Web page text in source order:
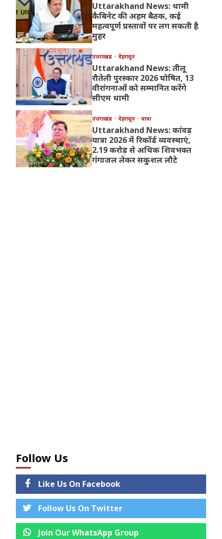
Uttarakhand News: धामी
कैबिनेट की अहम बैठक, कई
महत्वपूर्ण प्रस्तावों पर लग सकती है
मुहर
उत्तराखंड देहरादून
Uttarakhand News: तीलू
रौतेली पुरस्कार 2026 घोषित, 13
वीरांगनाओं को सम्मानित करेंगे
सीएम धामी
उत्तराखंड देहरादून यात्रा
Uttarakhand News: कांवड़
यात्रा 2026 में रिकॉर्ड व्यवस्थाएं,
2.19 करोड़ से अधिक शिवभक्त
गंगाजल लेकर सकुशल लौटे
Follow Us
Like Us On Facebook
Follow Us On Twitter
Join Our WhatsApp Group